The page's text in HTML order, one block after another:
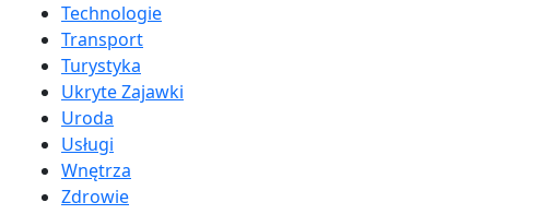
Technologie
Transport
Turystyka
Ukryte Zajawki
Uroda
Usługi
Wnętrza
Zdrowie